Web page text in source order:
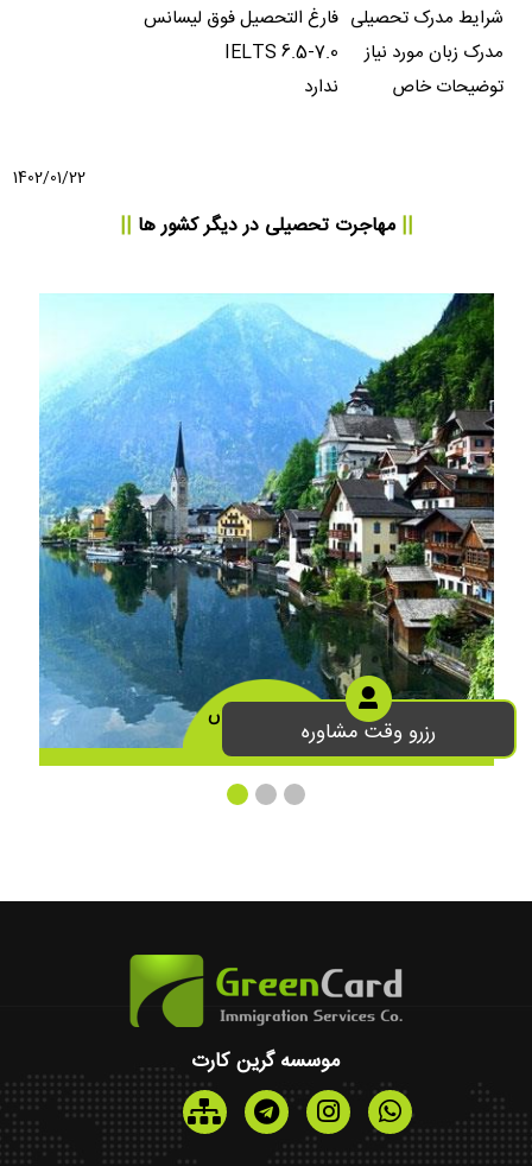
فارغ التحصیل فوق لیسانس شرایط مدرک تحصیلی
IELTS 6.5-7.0
مدرک زبان مورد نیاز
ندارد
توضیحات خاص
1402/01/22
||مهاجرت تحصیلی در دیگر کشور ها ||
تحصیل در اتریش
موسسه گرین کارت
رزرو وقت مشاوره